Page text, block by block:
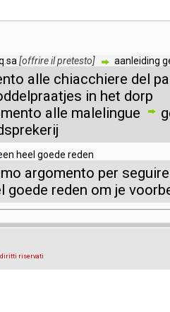
sa [offrireilpretesto] aanleiding
alle chiacchiere del
in het dorp
alle malelingue
heel goede reden
argomento per seguire
goede reden om je
diritti riservati